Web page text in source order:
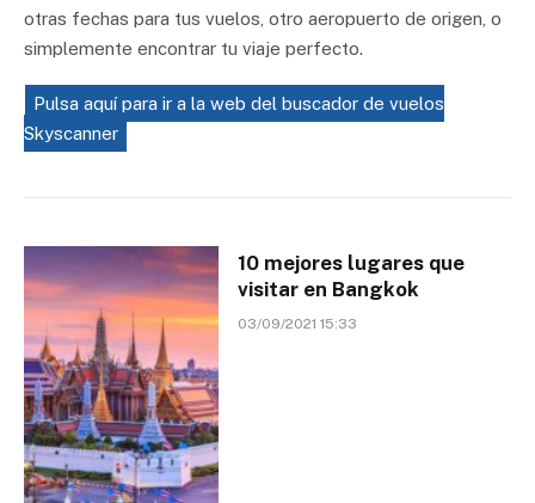
otras fechas para tus vuelos, otro aeropuerto de origen, o
simplemente encontrar tu viaje perfecto.
Pulsa aquí para ir a la web del buscador de vuelos
Skyscanner
10 mejores lugares que
visitar en Bangkok
03/09/2021 15:33